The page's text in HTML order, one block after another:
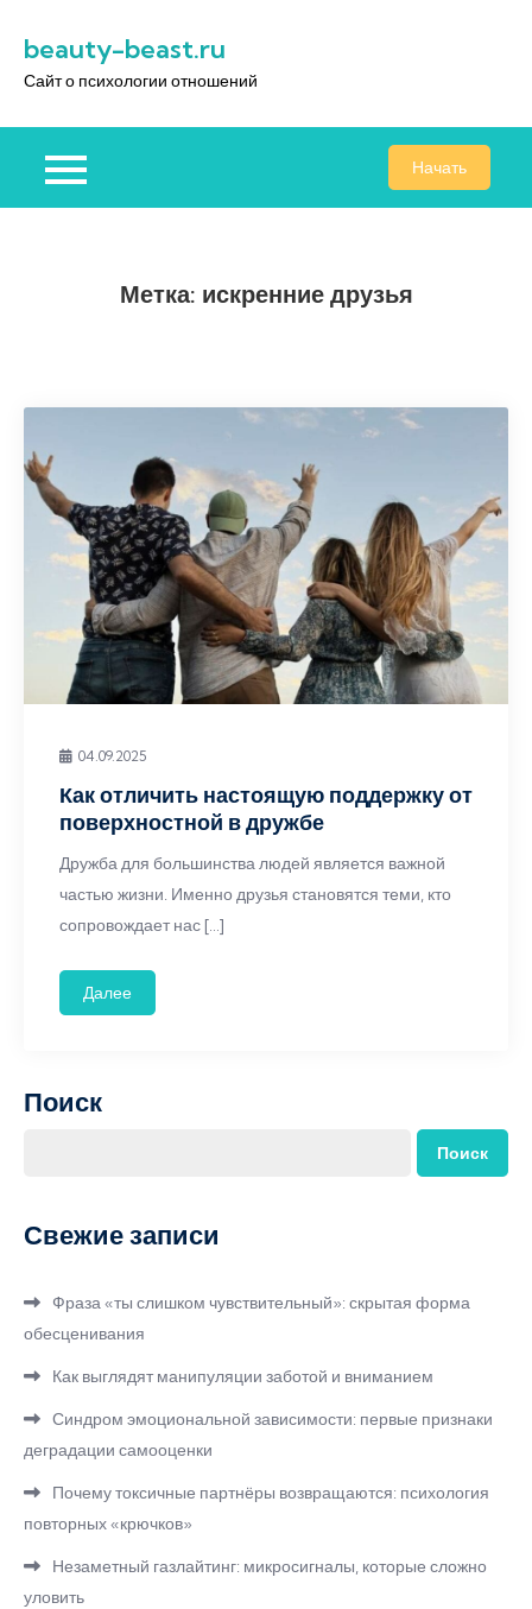
содержимому
beauty-beast.ru
Сайт о психологии отношений
Начать
Метка: искренние друзья
04.09.2025
Как отличить настоящую поддержку от
поверхностной в дружбе
Дружба для большинства людей является важной
частью жизни. Именно друзья становятся теми, кто
сопровождает нас […]
Далее
Поиск
Поиск
Свежие записи
Фраза «ты слишком чувствительный»: скрытая форма
обесценивания
Как выглядят манипуляции заботой и вниманием
Синдром эмоциональной зависимости: первые признаки
деградации самооценки
Почему токсичные партнёры возвращаются: психология
повторных «крючков»
Незаметный газлайтинг: микросигналы, которые сложно
уловить